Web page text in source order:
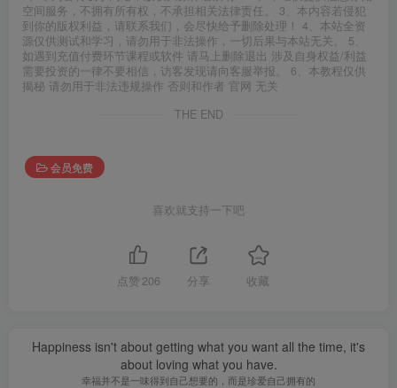
空间服务，不拥有所有权，不承担相关法律责任。 3、本内容若侵犯
到你的版权利益，请联系我们，会尽快给予删除处理！ 4、本站全资
源仅供测试和学习，请勿用于非法操作，一切后果与本站无关。 5、
如遇到充值付费环节课程或软件 请马上删除退出 涉及自身权益/利益
需要投资的一律不要相信，访客发现请向客服举报。 6、本教程仅供
揭秘 请勿用于非法违规操作 否则和作者 官网 无关
THE END
会员免费
喜欢就支持一下吧
点赞 206 分享 收藏
Happiness isn't about getting what you want all the time, it's
about loving what you have.
幸福并不是一味得到自己想要的，而是珍爱自己拥有的